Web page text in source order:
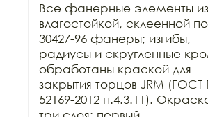
Все фанерные элементы
влагостойкой, склеенной
30427-96 фанеры; изгибы,
радиусы и скругленные
обработаны краской для
закрытия торцов JRM (ГОСТ
52169-2012 п.4.3.11).